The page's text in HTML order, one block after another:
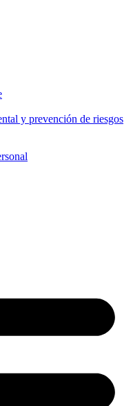
y prevención de riesgos